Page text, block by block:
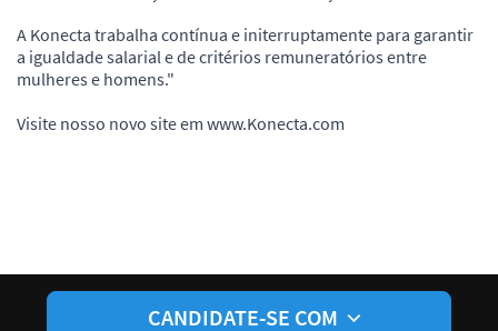
A Konecta trabalha contínua e initerruptamente para garantir
a igualdade salarial e de critérios remuneratórios entre
mulheres e homens."
Visite nosso novo site em www.Konecta.com
CANDIDATE-SE COM